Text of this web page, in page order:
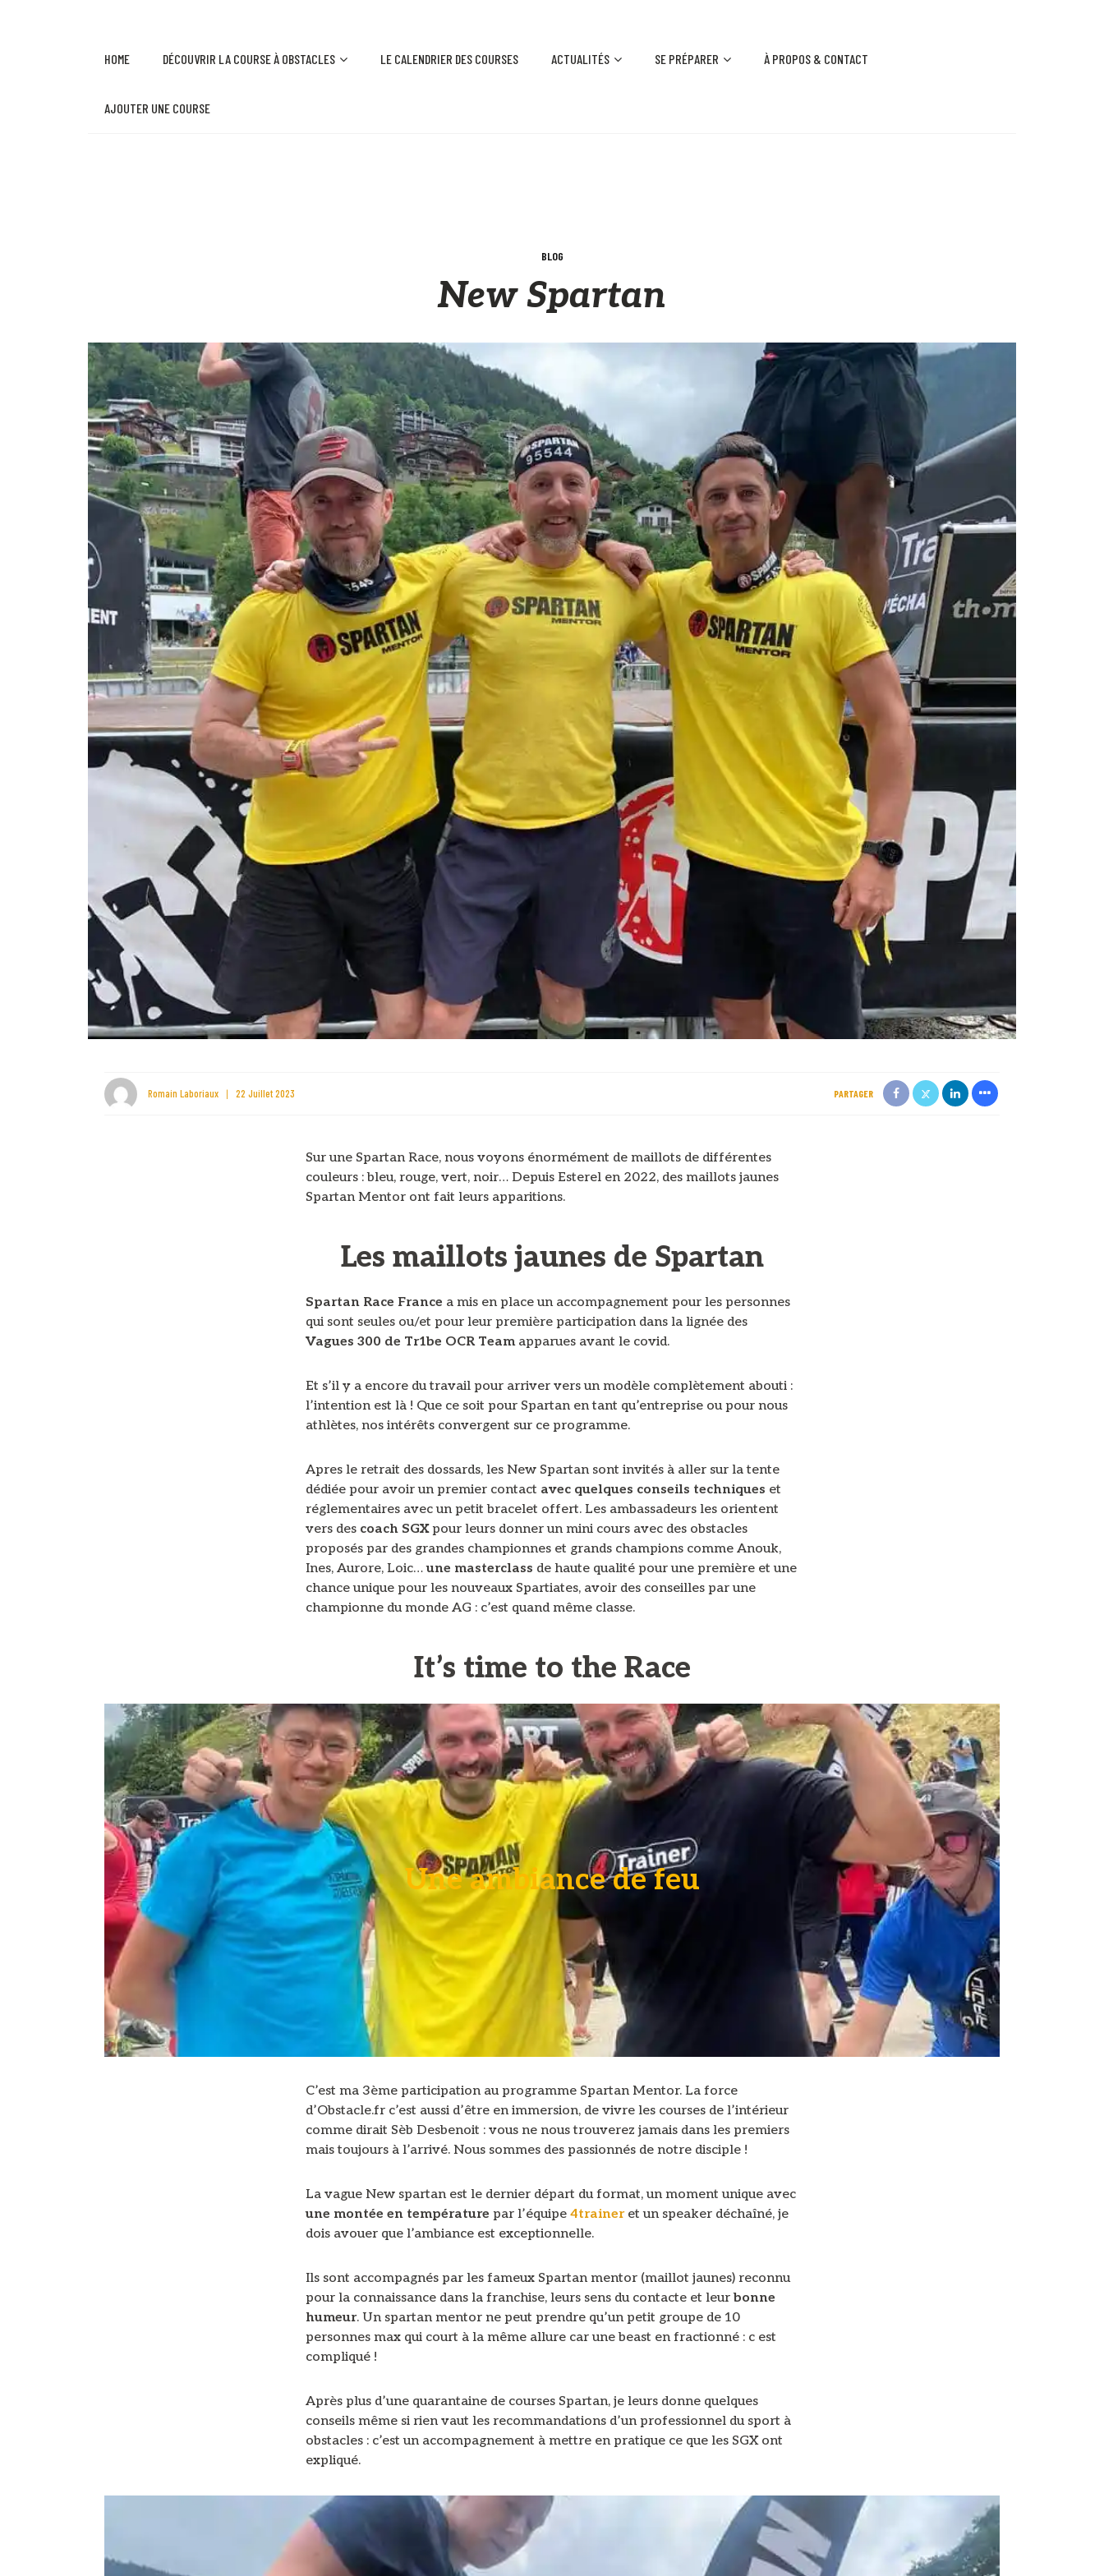
HOME DÉCOUVRIR LA COURSE À OBSTACLES LE CALENDRIER DES COURSES ACTUALITÉS SE PRÉPARER À PROPOS & CONTACT
AJOUTER UNE COURSE
BLOG
New Spartan
Romain Laboriaux 22 Juillet 2023 PARTAGER
Sur une Spartan Race, nous voyons énormément de maillots de différentes
couleurs : bleu, rouge, vert, noir… Depuis Esterel en 2022, des maillots jaunes
Spartan Mentor ont fait leurs apparitions.
Les maillots jaunes de Spartan
Spartan Race France a mis en place un accompagnement pour les personnes
qui sont seules ou/et pour leur première participation dans la lignée des
Vagues 300 de Tr1be OCR Team apparues avant le covid.
Et s’il y a encore du travail pour arriver vers un modèle complètement abouti :
l’intention est là ! Que ce soit pour Spartan en tant qu’entreprise ou pour nous
athlètes, nos intérêts convergent sur ce programme.
Apres le retrait des dossards, les New Spartan sont invités à aller sur la tente
dédiée pour avoir un premier contact avec quelques conseils techniques et
réglementaires avec un petit bracelet offert. Les ambassadeurs les orientent
vers des coach SGXpour leurs donner un mini cours avec des obstacles
proposés par des grandes championnes et grands champions comme Anouk,
Ines, Aurore, Loic…une masterclass de haute qualité pour une première et une
chance unique pour les nouveaux Spartiates, avoir des conseilles par une
championne du monde AG : c’est quand même classe.
It’s time to the Race
Une ambiance de feu
C’est ma 3ème participation au programme Spartan Mentor. La force
d’Obstacle.fr c’est aussi d’être en immersion, de vivre les courses de l’intérieur
comme dirait Sèb Desbenoit : vous ne nous trouverez jamais dans les premiers
mais toujours à l’arrivé. Nous sommes des passionnés de notre disciple !
La vague New spartan est le dernier départ du format, un moment unique avec
une montée en température par l’équipe 4traineret un speaker déchaîné, je
dois avouer que l’ambiance est exceptionnelle.
Ils sont accompagnés par les fameux Spartan mentor (maillot jaunes) reconnu
pour la connaissance dans la franchise, leurs sens du contacte et leurbonne
humeur. Un spartan mentor ne peut prendre qu’un petit groupe de 10
personnes max qui court à la même allure car une beast en fractionné : c est
compliqué !
Après plus d’une quarantaine de courses Spartan, je leurs donne quelques
conseils même si rien vaut les recommandations d’un professionnel du sport à
obstacles : c’est un accompagnement à mettre en pratique ce que les SGX ont
expliqué.